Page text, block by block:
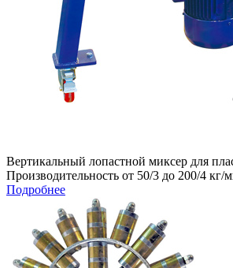
Вертикальный лопастной миксер для
Производительность от 50/3 до 200/4 кг/
Подробнее